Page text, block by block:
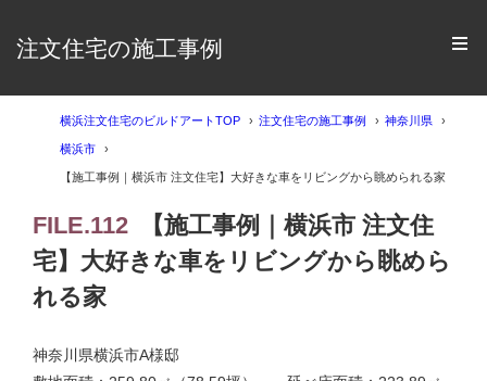
注文住宅の施工事例
横浜注文住宅のビルドアートTOP 注文住宅の施工事例 神奈川県
横浜市
【施工事例｜横浜市 注文住宅】大好きな車をリビングから眺められる家
FILE.112
【施工事例｜横浜市 注文住
宅】大好きな車をリビングから眺めら
れる家
神奈川県横浜市A様邸